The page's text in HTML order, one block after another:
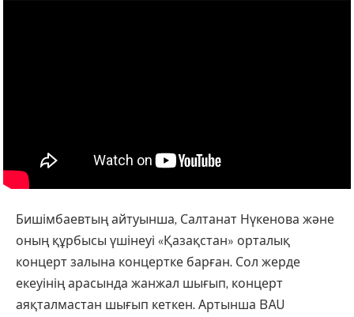
Бишімбаевтың айтуынша, Салтанат Нүкенова және
оның құрбысы үшінеуі «Қазақстан» орталық
концерт залына концертке барған. Сол жерде
екеуінің арасында жанжал шығып, концерт
аяқталмастан шығып кеткен. Артынша BAU